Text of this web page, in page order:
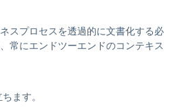
スプロセスを透過的に文書化する必
常にエンドツーエンドのコンテキス
ちます。